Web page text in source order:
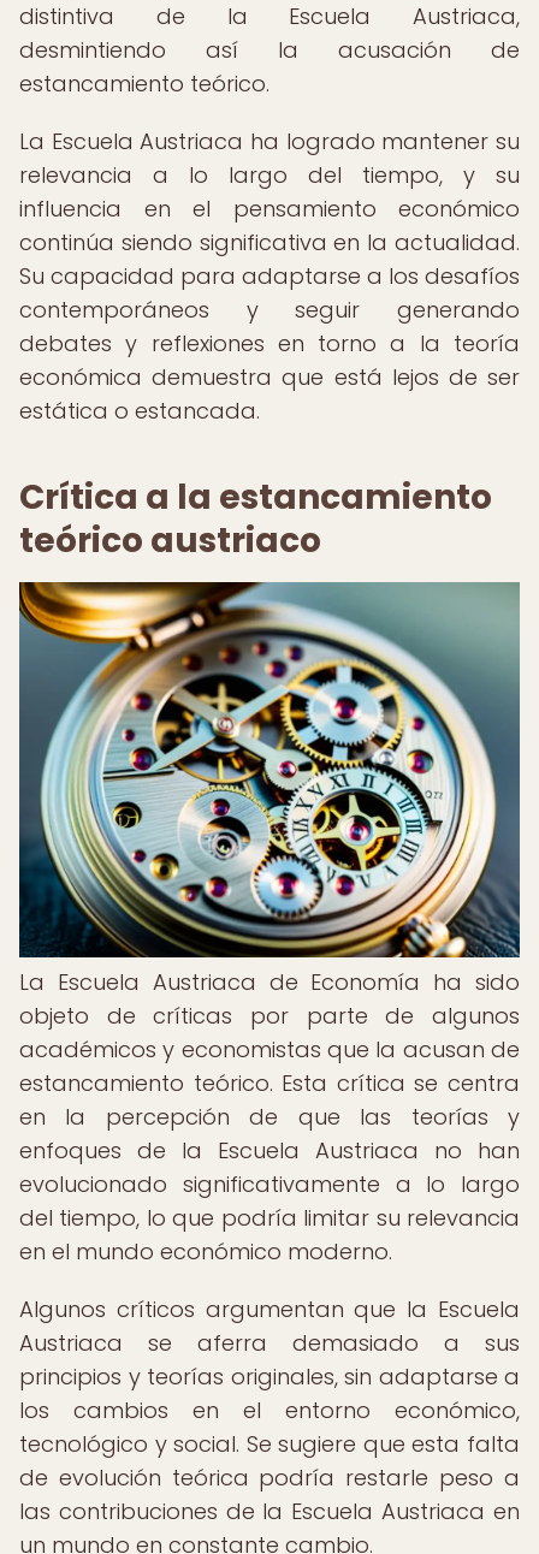
distintiva de la Escuela Austriaca,
desmintiendo así la acusación de
estancamiento teórico.
La Escuela Austriaca ha logrado mantener su
relevancia a lo largo del tiempo, y su
influencia en el pensamiento económico
continúa siendo significativa en la actualidad.
Su capacidad para adaptarse a los desafíos
contemporáneos y seguir generando
debates y reflexiones en torno a la teoría
económica demuestra que está lejos de ser
estática o estancada.
Crítica a la estancamiento
teórico austriaco
La Escuela Austriaca de Economía ha sido
objeto de críticas por parte de algunos
académicos y economistas que la acusan de
estancamiento teórico. Esta crítica se centra
en la percepción de que las teorías y
enfoques de la Escuela Austriaca no han
evolucionado significativamente a lo largo
del tiempo, lo que podría limitar su relevancia
en el mundo económico moderno.
Algunos críticos argumentan que la Escuela
Austriaca se aferra demasiado a sus
principios y teorías originales, sin adaptarse a
los cambios en el entorno económico,
tecnológico y social. Se sugiere que esta falta
de evolución teórica podría restarle peso a
las contribuciones de la Escuela Austriaca en
un mundo en constante cambio.